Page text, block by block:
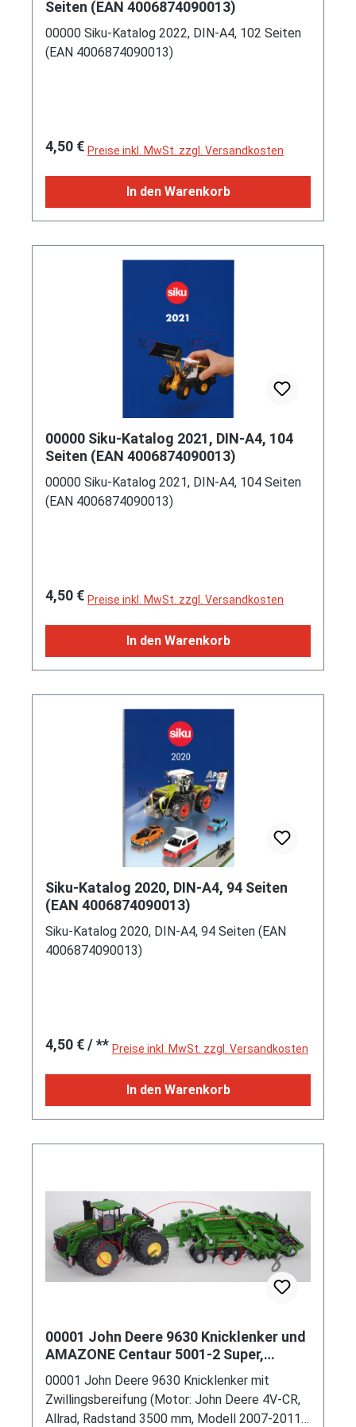
vorne und hinten sowie auf der rechten Seite
smaragdgrün, Bedienplattform mit Geländer
smaragdgrün, nur nach links kippbar, Fahrgestell
Seiten (EAN 4006874090013)
00000 Siku-Katalog 2022, DIN-A4, 102 Seiten
(EAN 4006874090013)
Regulärer Preis:
4,50 € Preise inkl. MwSt. zzgl. Versandkosten
In den Warenkorb
00000 Siku-Katalog 2021, DIN-A4, 104
Seiten (EAN 4006874090013)
00000 Siku-Katalog 2021, DIN-A4, 104 Seiten
(EAN 4006874090013)
Regulärer Preis:
4,50 € Preise inkl. MwSt. zzgl. Versandkosten
In den Warenkorb
Siku-Katalog 2020, DIN-A4, 94 Seiten
(EAN 4006874090013)
Siku-Katalog 2020, DIN-A4, 94 Seiten (EAN
4006874090013)
Regulärer Preis:
4,50 €/ ** Preise inkl. MwSt. zzgl. Versandkosten
In den Warenkorb
00001 John Deere 9630 Knicklenker und
AMAZONE Centaur 5001-2 Super,
smaragdgrüngelb, L17mpK
00001 John Deere 9630 Knicklenker mit
Zwillingsbereifung (Motor: John Deere 4V-CR,
Allrad, Radstand 3500 mm, Modell 2007-2011)